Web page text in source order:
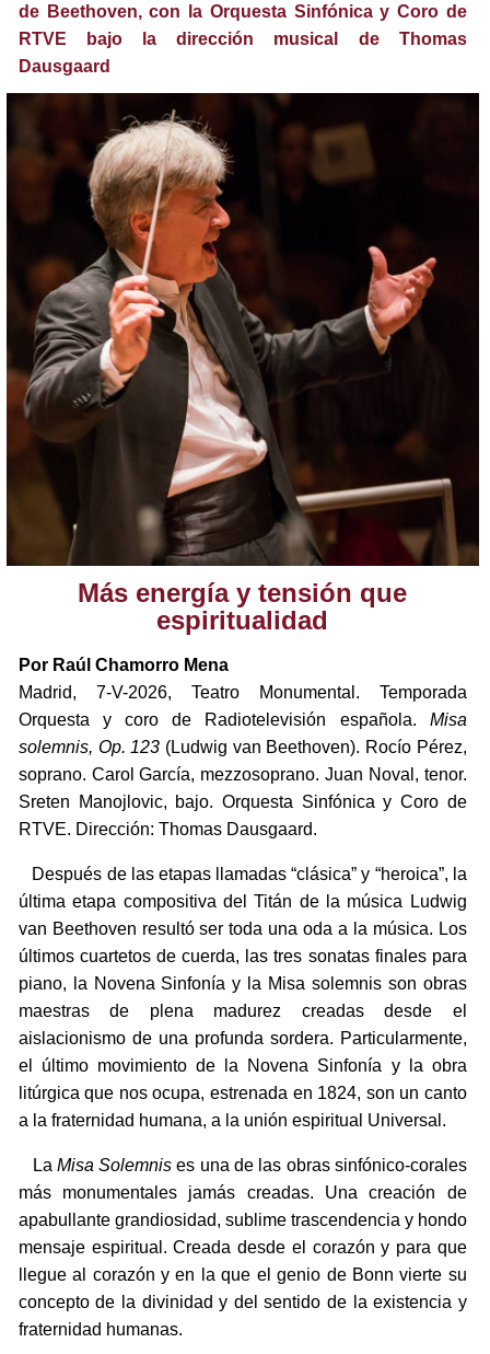
de Beethoven, con la Orquesta Sinfónica y Coro de
RTVE bajo la dirección musical de Thomas
Dausgaard
Más energía y tensión que
espiritualidad
Por Raúl Chamorro Mena
Madrid, 7-V-2026, Teatro Monumental. Temporada
Orquesta y coro de Radiotelevisión española. Misa
solemnis, Op. 123 (Ludwig van Beethoven). Rocío Pérez,
soprano. Carol García, mezzosoprano. Juan Noval, tenor.
Sreten Manojlovic, bajo. Orquesta Sinfónica y Coro de
RTVE. Dirección: Thomas Dausgaard.
Después de las etapas llamadas “clásica” y “heroica”, la
última etapa compositiva del Titán de la música Ludwig
van Beethoven resultó ser toda una oda a la música. Los
últimos cuartetos de cuerda, las tres sonatas finales para
piano, la Novena Sinfonía y la Misa solemnis son obras
maestras de plena madurez creadas desde el
aislacionismo de una profunda sordera. Particularmente,
el último movimiento de la Novena Sinfonía y la obra
litúrgica que nos ocupa, estrenada en 1824, son un canto
a la fraternidad humana, a la unión espiritual Universal.
La Misa Solemnis es una de las obras sinfónico-corales
más monumentales jamás creadas. Una creación de
apabullante grandiosidad, sublime trascendencia y hondo
mensaje espiritual. Creada desde el corazón y para que
llegue al corazón y en la que el genio de Bonn vierte su
concepto de la divinidad y del sentido de la existencia y
fraternidad humanas.